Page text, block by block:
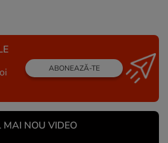
ABONEAZĂ-TE
MAI NOU VIDEO